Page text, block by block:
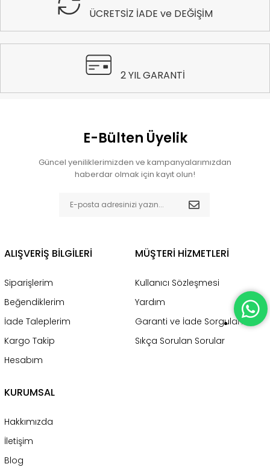
ÜCRETSİZ İADE ve DEĞİŞİM
2 YIL GARANTİ
E-Bülten Üyelik
Güncel yeniliklerimizden ve kampanyalarımızdan
haberdar olmak için kayıt olun!
ALIŞVERİŞ BİLGİLERİ
Siparişlerim
Beğendiklerim
İade Taleplerim
Kargo Takip
Hesabım
MÜŞTERİ HİZMETLERİ
Kullanıcı Sözleşmesi
Yardım
Garanti ve İade Sorgulama
Sıkça Sorulan Sorular
KURUMSAL
Hakkımızda
İletişim
Blog